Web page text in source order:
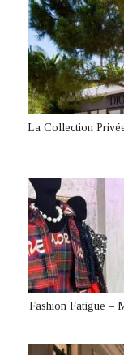
La Collection
Fashion Fatigue –